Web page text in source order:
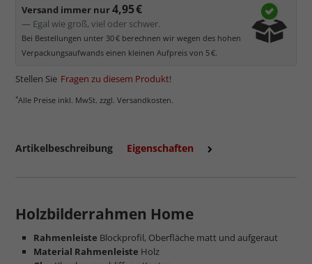
Normalglas hat eine leichte Grünfärbung
, wodurch es im
Bereich der Weißtöne zu einem dezenten Grünschimmer
kommt. Für Bilder mit hellen Farben empfehlen wir Kunst- oder
Museumsglas.
mehr zum Normalglas
Versand immer nur4,95 €
— Egal wie groß, viel oder schwer.
Bei Bestellungen unter 30 € berechnen wir wegen des hohen
Verpackungsaufwands einen kleinen Aufpreis von 5 €.
Stellen Sie Fragen zu diesem Produkt!
*Alle Preise inkl. MwSt. zzgl. Versandkosten.
Artikelbeschreibung Eigenschaften
Holzbilderrahmen Home
Rahmenleiste Blockprofil, Oberfläche matt und aufgeraut
Material Rahmenleiste Holz